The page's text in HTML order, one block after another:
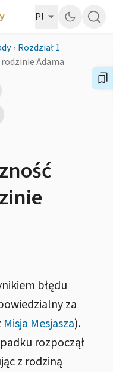
Pl
› Rozdział 1
Adama
błędu
za
Misja Mesjasza).
rozpoczął
z rodziną